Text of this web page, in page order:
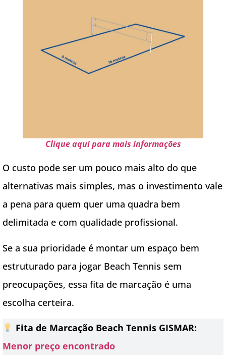
Clique aqui para mais informações
O custo pode ser um pouco mais alto do que
alternativas mais simples, mas o investimento vale
a pena para quem quer uma quadra bem
delimitada e com qualidade profissional.
Se a sua prioridade é montar um espaço bem
estruturado para jogar Beach Tennis sem
preocupações, essa fita de marcação é uma
escolha certeira.
Fita de Marcação Beach Tennis GISMAR:
Menor preço encontrado